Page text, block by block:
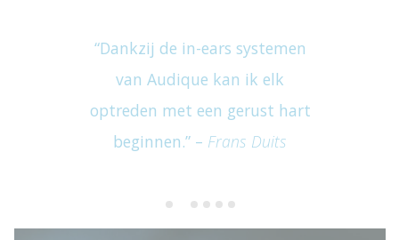
“Dankzij de in-ears systemen
van Audique kan ik elk
optreden met een gerust hart
beginnen.” – Frans Duits
…